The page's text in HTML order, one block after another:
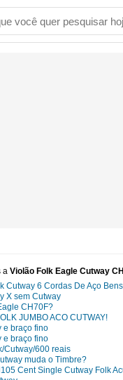
a Violão Folk Eagle Cutway
Cutway 6 Cordas De Aço
X sem Cutway
CH70F?
JUMBO ACO CUTWAY!
e braço fino
e braço fino
Cutway/600 reais
muda o Timbre?
Cent Single Cutway Folk